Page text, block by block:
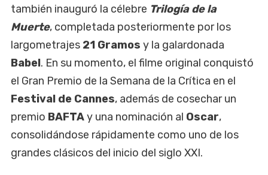
también inauguró la célebre Trilogía de la
Muerte, completada posteriormente por los
largometrajes 21 Gramos y la galardonada
Babel. En su momento, el filme original conquistó
el Gran Premio de la Semana de la Crítica en el
Festival de Cannes, además de cosechar un
premio BAFTAy una nominación al Oscar,
consolidándose rápidamente como uno de los
grandes clásicos del inicio del siglo XXI.